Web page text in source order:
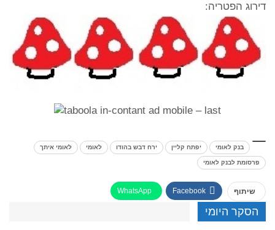
דירוג הפטריה:
בנק לאומי יפתח קליין ירח דבש בהודו לאומי לאומי איתך
פרסומת לבנק לאומי
שיתוף Facebook
WhatsApp
הסקר היומי